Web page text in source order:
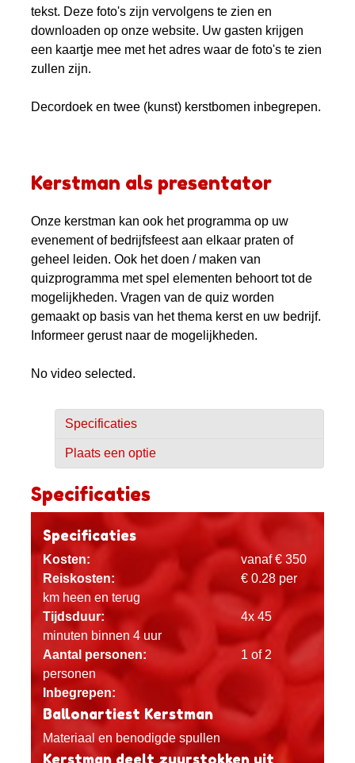
tekst. Deze foto's zijn vervolgens te zien en
downloaden op onze website. Uw gasten krijgen
een kaartje mee met het adres waar de foto's te zien
zullen zijn.
Decordoek en twee (kunst) kerstbomen inbegrepen.
Kerstman als presentator
Onze kerstman kan ook het programma op uw
evenement of bedrijfsfeest aan elkaar praten of
geheel leiden. Ook het doen / maken van
quizprogramma met spel elementen behoort tot de
mogelijkheden. Vragen van de quiz worden
gemaakt op basis van het thema kerst en uw bedrijf.
Informeer gerust naar de mogelijkheden.
No video selected.
Specificaties
Plaats een optie
Specificaties
Specificaties
Kosten:
vanaf € 350
Reiskosten:
€ 0.28 per
km heen en terug
Tijdsduur:
4x 45
minuten binnen 4 uur
Aantal personen:
1 of 2
personen
Inbegrepen:
Ballonartiest Kerstman
Materiaal en benodigde spullen
Kerstman deelt zuurstokken uit